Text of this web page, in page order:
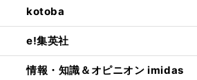
kotoba
e!集英社
情報・知識＆オピニオン imidas